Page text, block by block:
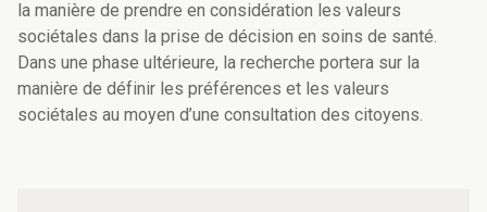
la manière de prendre en considération les valeurs
sociétales dans la prise de décision en soins de santé.
Dans une phase ultérieure, la recherche portera sur la
manière de définir les préférences et les valeurs
sociétales au moyen d’une consultation des citoyens.